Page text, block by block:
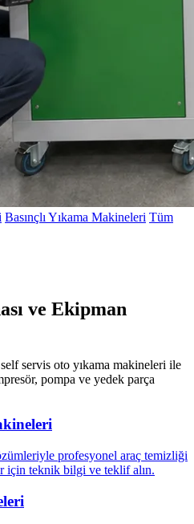
Basınçlı Yıkama Makineleri Tüm
ve Ekipman
servis oto yıkama makineleri ile
pompa ve yedek parça
profesyonel araç temizliği
için teknik bilgi ve teklif alın.